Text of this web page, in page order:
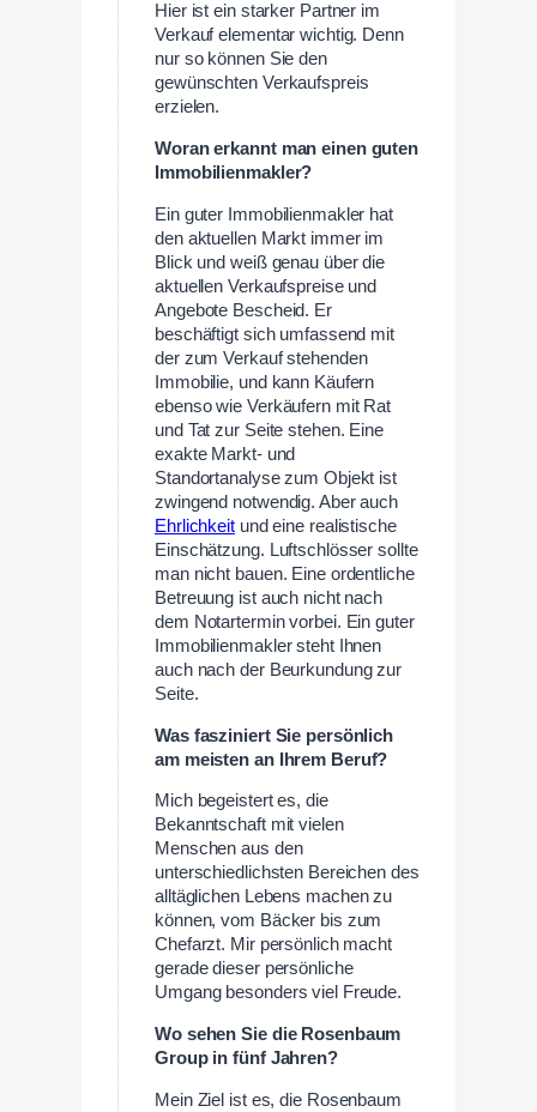
Hier ist ein starker Partner im
Verkauf elementar wichtig. Denn
nur so können Sie den
gewünschten Verkaufspreis
erzielen.
Woran erkannt man einen guten
Immobilienmakler?
Ein guter Immobilienmakler hat
den aktuellen Markt immer im
Blick und weiß genau über die
aktuellen Verkaufspreise und
Angebote Bescheid. Er
beschäftigt sich umfassend mit
der zum Verkauf stehenden
Immobilie, und kann Käufern
ebenso wie Verkäufern mit Rat
und Tat zur Seite stehen. Eine
exakte Markt- und
Standortanalyse zum Objekt ist
zwingend notwendig. Aber auch
Ehrlichkeitund eine realistische
Einschätzung. Luftschlösser sollte
man nicht bauen. Eine ordentliche
Betreuung ist auch nicht nach
dem Notartermin vorbei. Ein guter
Immobilienmakler steht Ihnen
auch nach der Beurkundung zur
Seite.
Was fasziniert Sie persönlich
am meisten an Ihrem Beruf?
Mich begeistert es, die
Bekanntschaft mit vielen
Menschen aus den
unterschiedlichsten Bereichen des
alltäglichen Lebens machen zu
können, vom Bäcker bis zum
Chefarzt. Mir persönlich macht
gerade dieser persönliche
Umgang besonders viel Freude.
Wo sehen Sie die Rosenbaum
Group in fünf Jahren?
Mein Ziel ist es, die Rosenbaum